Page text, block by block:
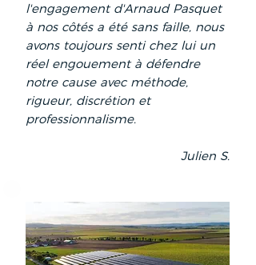
l'engagement d'Arnaud Pasquet
à nos côtés a été sans faille, nous
avons toujours senti chez lui un
réel engouement à défendre
notre cause avec méthode,
rigueur, discrétion et
professionnalisme.
Julien S.